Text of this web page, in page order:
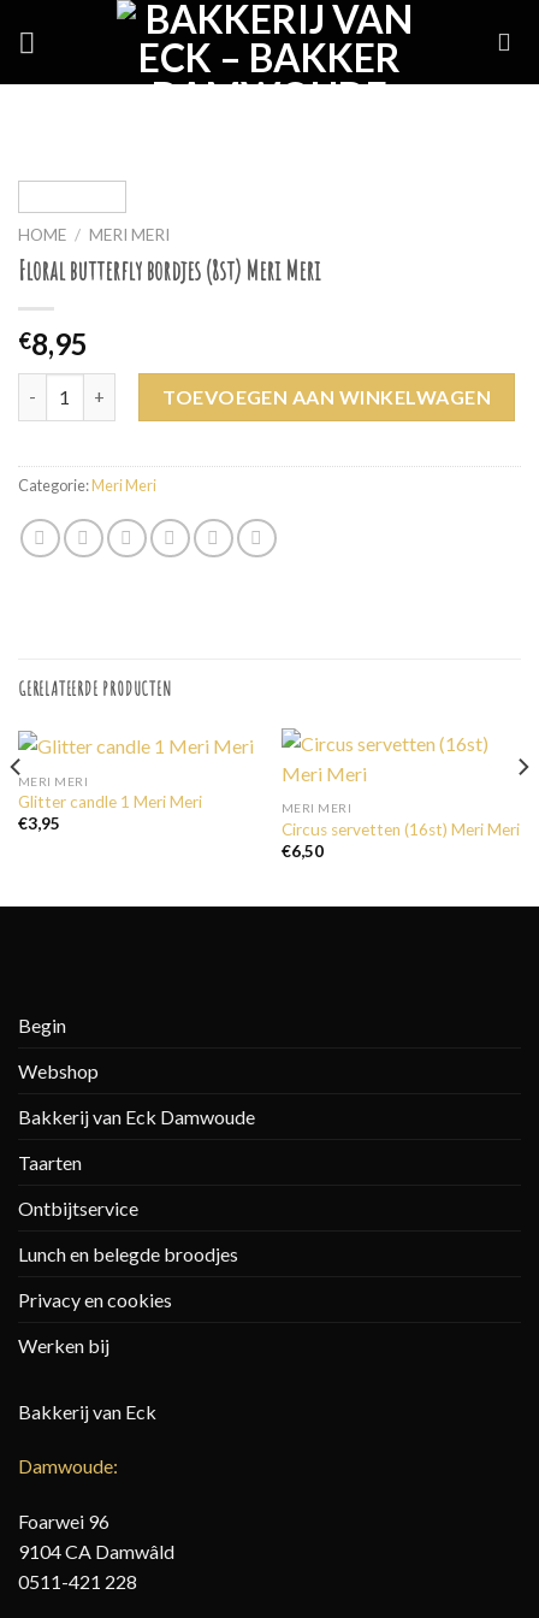
HOME / MERI MERI
Floral butterfly bordjes (8st) Meri Meri
€8,95
TOEVOEGEN AAN WINKELWAGEN
Categorie:Meri Meri
GERELATEERDE PRODUCTEN
MERI MERI
Glitter candle 1 Meri Meri
€3,95
MERI MERI
Circus servetten (16st) Meri Meri
€6,50
Begin
Webshop
Bakkerij van Eck Damwoude
Taarten
Ontbijtservice
Lunch en belegde broodjes
Privacy en cookies
Werken bij
Bakkerij van Eck
Damwoude:
Foarwei 96
9104 CA Damwâld
0511-421 228